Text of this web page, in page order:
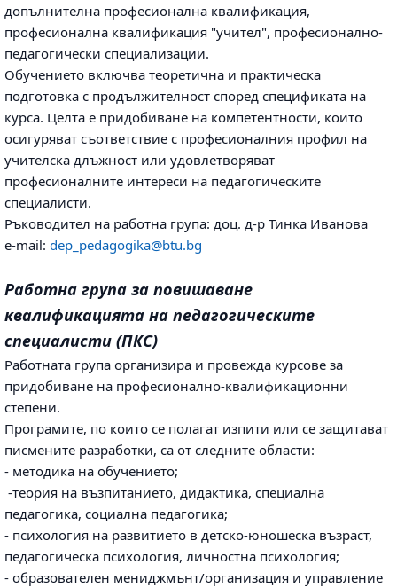
допълнителна професионална квалификация,
професионална квалификация "учител", професионално-
педагогически специализации.
Обучението включва теоретична и практическа
подготовка с продължителност според спецификата на
курса. Целта е придобиване на компетентности, които
осигуряват съответствие с професионалния профил на
учителска длъжност или удовлетворяват
професионалните интереси на педагогическите
специалисти.
Ръководител на работна група: доц. д-р Тинка Иванова
e-mail: dep_pedagogika@btu.bg
Работна група за повишаване
квалификацията на педагогическите
специалисти (ПКС)
Работната група организира и провежда курсове за
придобиване на професионално-квалификационни
степени.
Програмите, по които се полагат изпити или се защитават
писмените разработки, са от следните области:
- методика на обучението;
-теория на възпитанието, дидактика, специална
педагогика, социална педагогика;
- психология на развитието в детско-юношеска възраст,
педагогическа психология, личностна психология;
- образователен мениджмънт/организация и управление